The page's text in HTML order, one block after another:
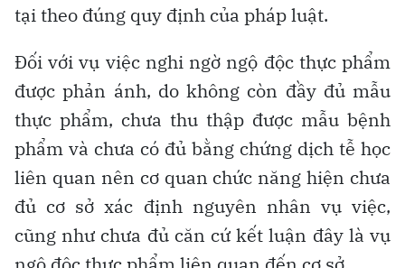
tại theo đúng quy định của pháp luật.
Đối với vụ việc nghi ngờ ngộ độc thực phẩm
được phản ánh, do không còn đầy đủ mẫu
thực phẩm, chưa thu thập được mẫu bệnh
phẩm và chưa có đủ bằng chứng dịch tễ học
liên quan nên cơ quan chức năng hiện chưa
đủ cơ sở xác định nguyên nhân vụ việc,
cũng như chưa đủ căn cứ kết luận đây là vụ